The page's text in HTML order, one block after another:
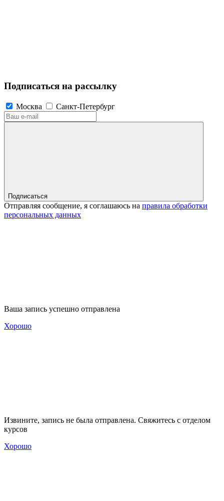
Подписаться на рассылку
Москва Санкт-Петербург
Подписаться
Отправляя сообщение, я соглашаюсь на правила обработки
персональных данных
Ваша запись успешно отправлена
Хорошо
Извините, запись не была отправлена. Свяжитесь с отделом
курсов
Хорошо